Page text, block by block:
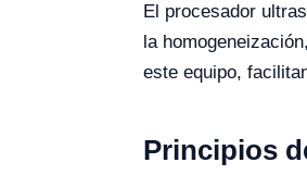
El procesador
la
este equipo,
Principios